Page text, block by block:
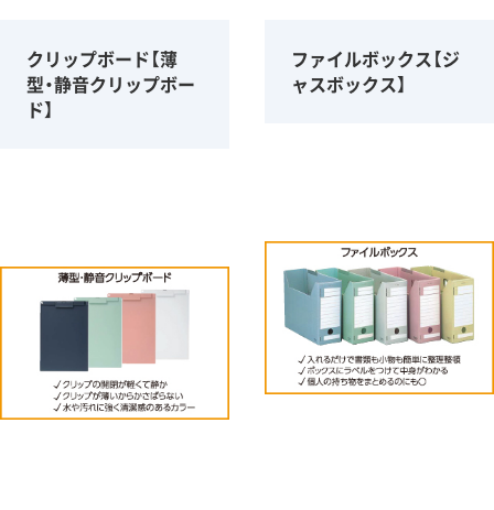
クリップボード【薄
型・静音クリップボー
ド】
ファイルボックス【ジ
ャスボックス】